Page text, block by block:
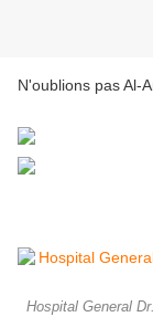
N'oublions pas Al-
Hospital General